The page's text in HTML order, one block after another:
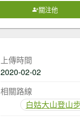
關注他
上傳時間
2020-02-02
相關路線
白姑大山登山